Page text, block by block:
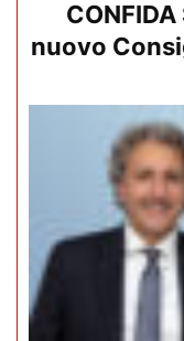
nuovo